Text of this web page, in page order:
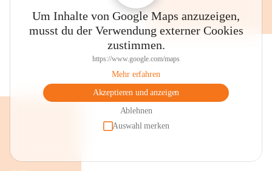
Um Inhalte von Google Maps anzuzeigen,
musst du der Verwendung externer Cookies
zustimmen.
https://www.google.com/maps
Mehr erfahren
Akzeptieren und anzeigen
Ablehnen
Auswahl merken